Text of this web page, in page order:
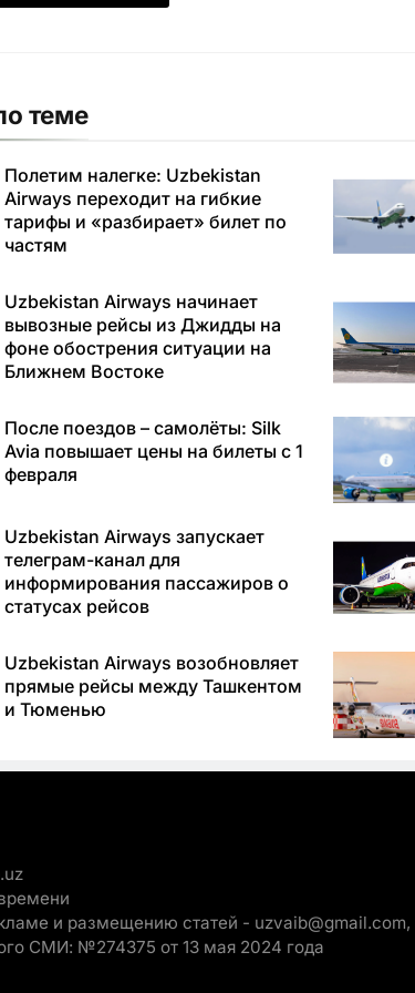
теме
Полетим налегке: Uzbekistan
Airways переходит на гибкие
тарифы и «разбирает» билет по
частям
Uzbekistan Airways начинает
вывозные рейсы из Джидды на
фоне обострения ситуации на
Ближнем Востоке
После поездов – самолёты: Silk
Avia повышает цены на билеты с 1
февраля
Uzbekistan Airways запускает
телеграм-канал для
информирования пассажиров о
статусах рейсов
Uzbekistan Airways возобновляет
прямые рейсы между Ташкентом
и Тюменью
и размещению статей - uzvaib@gmail.com,
СМИ: №274375 от 13 мая 2024 года